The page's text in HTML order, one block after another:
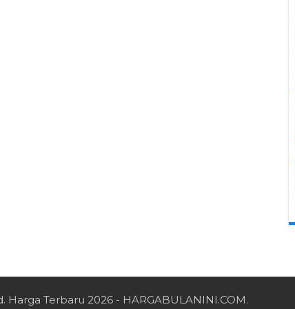
Harga Terbaru 2026 - HARGABULANINI.COM.